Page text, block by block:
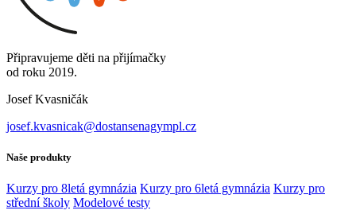
Připravujeme děti na přijímačky
od roku 2019.
Josef Kvasničák
josef.kvasnicak@dostansenagympl.cz
Naše produkty
Kurzy pro 8letá gymnázia Kurzy pro 6letá gymnázia Kurzy pro
střední školy Modelové testy